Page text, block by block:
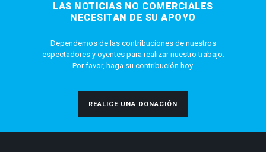
LAS NOTICIAS NO COMERCIALES
NECESITAN DE SU APOYO
Dependemos de las contribuciones de nuestros
espectadores y oyentes para realizar nuestro trabajo.
Por favor, haga su contribución hoy.
REALICE UNA DONACIÓN